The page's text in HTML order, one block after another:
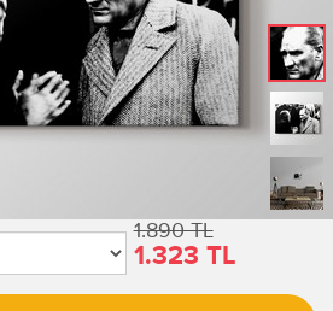
1.890 TL
1.323 TL